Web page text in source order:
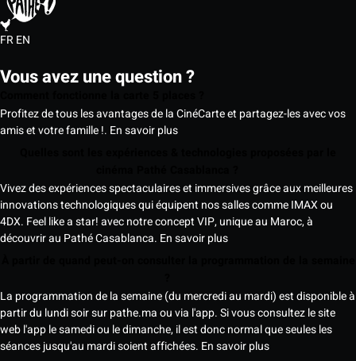
FREN
Vous avez une question ?
Profitez de tous les avantages de la CinéCarte et partagez-les avec vos
amis et votre famille !. En savoir plus
Vivez des expériences spectaculaires et immersives grâce aux meilleures
innovations technologiques qui équipent nos salles comme IMAX ou
4DX. Feel like a star! avec notre concept VIP, unique au Maroc, à
découvrir au Pathé Casablanca. En savoir plus
La programmation de la semaine (du mercredi au mardi) est disponible à
partir du lundi soir sur pathe.ma ou via l'app. Si vous consultez le site
web l'app le samedi ou le dimanche, il est donc normal que seules les
séances jusqu'au mardi soient affichées. En savoir plus